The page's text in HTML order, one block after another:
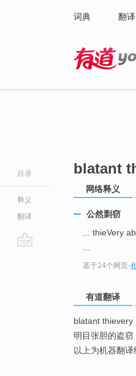
词典 翻译
目录
释义
翻译
blatant
网络释义
公然剽窃
... thieVery
基于24个网页-
有道翻译
blatant thievery
明目张胆的盗窃
以上为机器翻